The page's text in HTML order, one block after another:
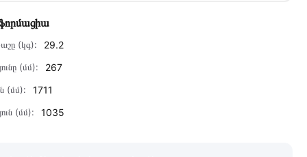
(կգ): 29.2
(մմ): 267
(մմ): 1711
(մմ): 1035